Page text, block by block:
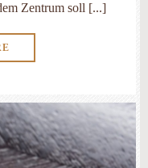
Zentrum soll [...]